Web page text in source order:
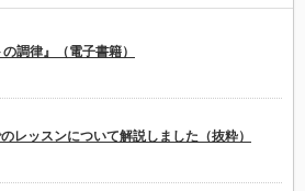
の調律』（電子書籍）
のレッスンについて解説しました（抜粋）